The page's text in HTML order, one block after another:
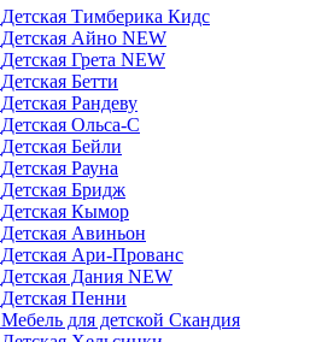
Детская Тимберика Кидс
Детская Айно NEW
Детская Грета NEW
Детская Бетти
Детская Рандеву
Детская Ольса-С
Детская Бейли
Детская Рауна
Детская Бридж
Детская Кымор
Детская Авиньон
Детская Ари-Прованс
Детская Дания NEW
Детская Пенни
Мебель для детской Скандия